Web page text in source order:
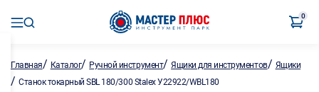
0
Главная/ Каталог/ Ручной инструмент/Ящики для инструментов/ Ящики
/ Станок токарный SBL 180/300 Stalex У22922/WBL180